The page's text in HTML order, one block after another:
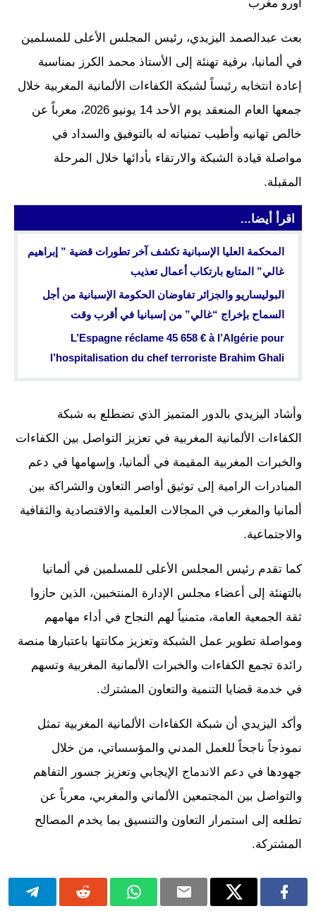
اورو مغرب
بعث عبدالصمد اليزيدي، رئيس المجلس الأعلى للمسلمين
في ألمانيا، برقية تهنئة إلى الأستاذ محمد الكرز بمناسبة
إعادة انتخابه رئيساً لشبكة الكفاءات الألمانية المغربية خلال
جمعها العام المنعقد يوم الأحد 14 يونيو 2026، معرباً عن
خالص تهانيه وأطيب تمنياته له بالتوفيق والسداد في
مواصلة قيادة الشبكة والارتقاء بأدائها خلال المرحلة
المقبلة.
اقرأ أيضا...
المحكمة العليا الإسبانية تكشف آخر تطورات قضية ” إبراهيم
غالي” المتابع بارتكاب أعمال تعذيب
البوليساريو والجزائر تفاوضان الحكومة الإسبانية من أجل
السماح بإخراج “غالي” من إسبانيا في أقرب وقت
L’Espagne réclame 45 658 € à l’Algérie pour
l’hospitalisation du chef terroriste Brahim Ghali
وأشاد اليزيدي بالدور المتميز الذي تضطلع به شبكة
الكفاءات الألمانية المغربية في تعزيز التواصل بين الكفاءات
والخبرات المغربية المقيمة في ألمانيا، وإسهامها في دعم
المبادرات الرامية إلى توثيق أواصر التعاون والشراكة بين
ألمانيا والمغرب في المجالات العلمية والاقتصادية والثقافية
والاجتماعية.
كما تقدم رئيس المجلس الأعلى للمسلمين في ألمانيا
بالتهنئة إلى أعضاء مجلس الإدارة المنتخبين، الذين حازوا
ثقة الجمعية العامة، متمنياً لهم النجاح في أداء مهامهم
ومواصلة تطوير عمل الشبكة وتعزيز مكانتها باعتبارها منصة
رائدة تجمع الكفاءات والخبرات الألمانية المغربية وتسهم
في خدمة قضايا التنمية والتعاون المشترك.
وأكد اليزيدي أن شبكة الكفاءات الألمانية المغربية تمثل
نموذجاً ناجحاً للعمل المدني والمؤسساتي، من خلال
جهودها في دعم الاندماج الإيجابي وتعزيز جسور التفاهم
والتواصل بين المجتمعين الألماني والمغربي، معرباً عن
تطلعه إلى استمرار التعاون والتنسيق بما يخدم المصالح
المشتركة.